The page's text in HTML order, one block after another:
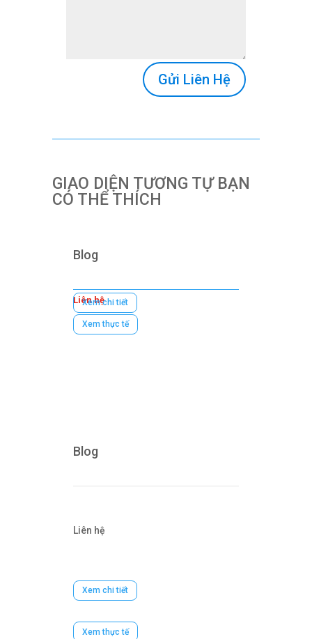
Gửi Liên Hệ
GIAO DIỆN TƯƠNG TỰ BẠN
CÓ THỂ THÍCH
Blog
Liên hệ
Xem chi tiết
Xem thực tế
Blog
Liên hệ
Xem chi tiết
Xem thực tế